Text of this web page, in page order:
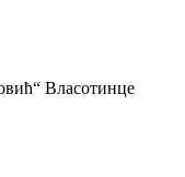
Власотинце